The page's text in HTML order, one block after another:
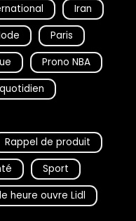
Iran
Paris
Prono NBA
Rappel de produit
Sport
heure ouvre Lidl